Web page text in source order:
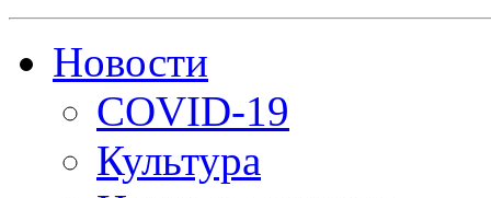
Новости
COVID-19
Культура